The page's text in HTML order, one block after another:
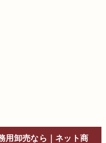
用卸売なら｜ネット商